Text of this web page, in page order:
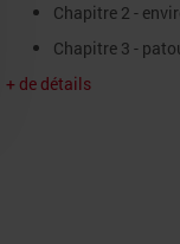
Chapitre 2 -
Chapitre 3 -
+ de détails